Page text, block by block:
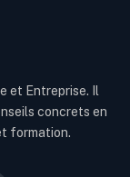
et Entreprise. Il
concrets en
formation.